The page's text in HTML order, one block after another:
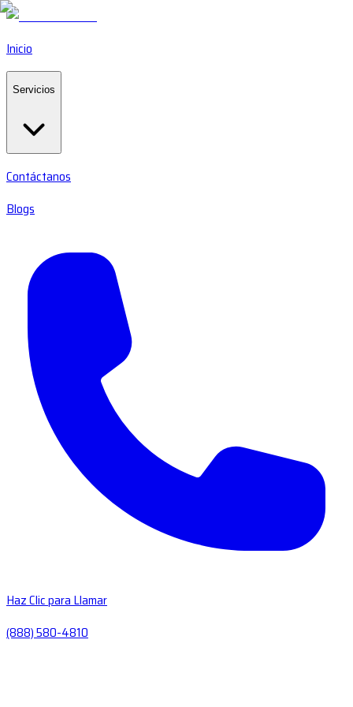
Inicio
Servicios
Contáctanos
Blogs
Haz Clic para Llamar
(888) 580-4810